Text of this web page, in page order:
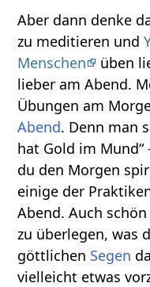
Aber dann denke
zu meditieren und
Menschen
üben
lieber am Abend.
Übungen am
Abend. Denn man
hat Gold im
du den Morgen
einige der
Abend. Auch
zu überlegen, was
göttlichen Segen
vielleicht etwas